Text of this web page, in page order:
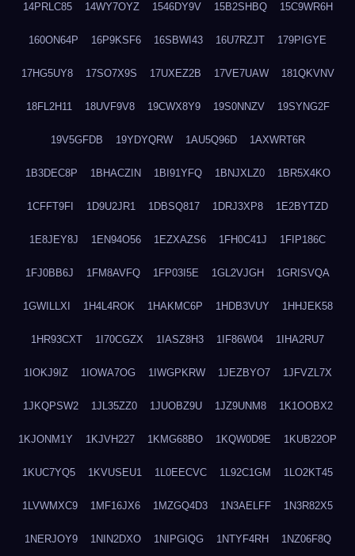
14PRLC85 14WY7OYZ 1546DY9V 15B2SHBQ 15C9WR6H
160ON64P 16P9KSF6 16SBWI43 16U7RZJT 179PIGYE
17HG5UY8 17SO7X9S 17UXEZ2B 17VE7UAW 181QKVNV
18FL2H11 18UVF9V8 19CWX8Y9 19S0NNZV 19SYNG2F
19V5GFDB 19YDYQRW 1AU5Q96D 1AXWRT6R
1B3DEC8P 1BHACZIN 1BI91YFQ 1BNJXLZ0 1BR5X4KO
1CFFT9FI 1D9U2JR1 1DBSQ817 1DRJ3XP8 1E2BYTZD
1E8JEY8J 1EN94O56 1EZXAZS6 1FH0C41J 1FIP186C
1FJ0BB6J 1FM8AVFQ 1FP03I5E 1GL2VJGH 1GRISVQA
1GWILLXI 1H4L4ROK 1HAKMC6P 1HDB3VUY 1HHJEK58
1HR93CXT 1I70CGZX 1IASZ8H3 1IF86W04 1IHA2RU7
1IOKJ9IZ 1IOWA7OG 1IWGPKRW 1JEZBYO7 1JFVZL7X
1JKQPSW2 1JL35ZZ0 1JUOBZ9U 1JZ9UNM8 1K1OOBX2
1KJONM1Y 1KJVH227 1KMG68BO 1KQW0D9E 1KUB22OP
1KUC7YQ5 1KVUSEU1 1L0EECVC 1L92C1GM 1LO2KT45
1LVWMXC9 1MF16JX6 1MZGQ4D3 1N3AELFF 1N3R82X5
1NERJOY9 1NIN2DXO 1NIPGIQG 1NTYF4RH 1NZ06F8Q